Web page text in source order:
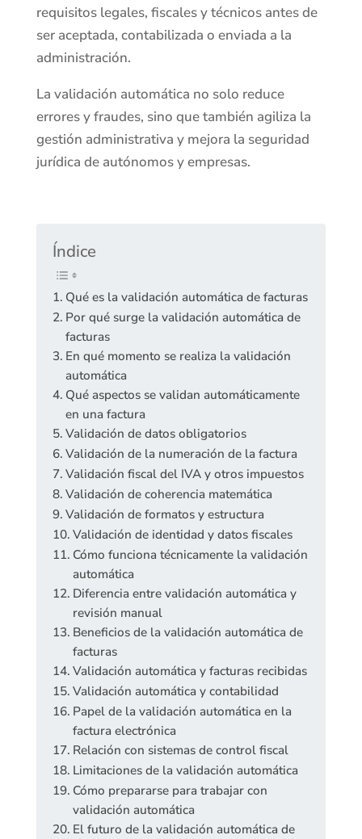
requisitos legales, fiscales y técnicos antes de
ser aceptada, contabilizada o enviada a la
administración.
La validación automática no solo reduce
errores y fraudes, sino que también agiliza la
gestión administrativa y mejora la seguridad
jurídica de autónomos y empresas.
Índice
Qué es la validación automática de facturas
Por qué surge la validación automática de
facturas
En qué momento se realiza la validación
automática
Qué aspectos se validan automáticamente
en una factura
Validación de datos obligatorios
Validación de la numeración de la factura
Validación fiscal del IVA y otros impuestos
Validación de coherencia matemática
Validación de formatos y estructura
Validación de identidad y datos fiscales
Cómo funciona técnicamente la validación
automática
Diferencia entre validación automática y
revisión manual
Beneficios de la validación automática de
facturas
Validación automática y facturas recibidas
Validación automática y contabilidad
Papel de la validación automática en la
factura electrónica
Relación con sistemas de control fiscal
Limitaciones de la validación automática
Cómo prepararse para trabajar con
validación automática
El futuro de la validación automática de